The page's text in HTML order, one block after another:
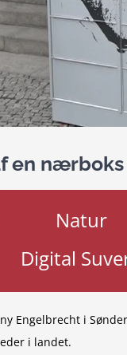
en
Natur
Digital
Engelbrecht i
i landet.